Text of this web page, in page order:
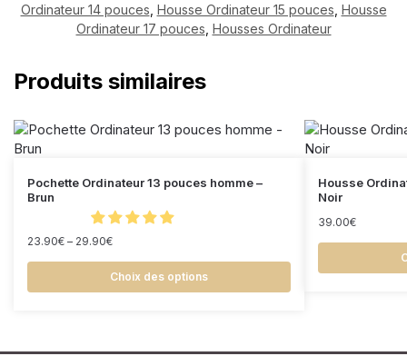
Ordinateur 14 pouces Housse Ordinateur 15 pouces Housse
Ordinateur 17 pouces Housses Ordinateur
Produits similaires
Pochette Ordinateur 13 pouces homme –
Brun
23.90€ – 29.90€
Choix des options
Housse
Noir
39.00€